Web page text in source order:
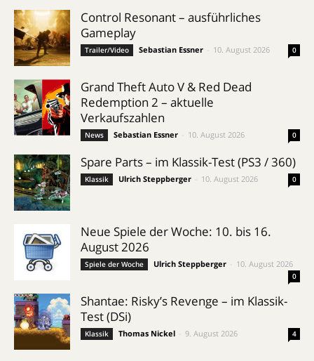
Control Resonant – ausführliches
Gameplay
Trailer/Video Sebastian Essner 10. August 2026 0
Grand Theft Auto V & Red Dead
Redemption 2 – aktuelle
Verkaufszahlen
News Sebastian Essner 10. August 2026 0
Spare Parts – im Klassik-Test (PS3 / 360)
Klassik Ulrich Steppberger 10. August 2026 0
Neue Spiele der Woche: 10. bis 16.
August 2026
Spiele der Woche Ulrich Steppberger 10. August 2026
0
Shantae: Risky’s Revenge – im Klassik-
Test (DSi)
Klassik Thomas Nickel 9. August 2026 4